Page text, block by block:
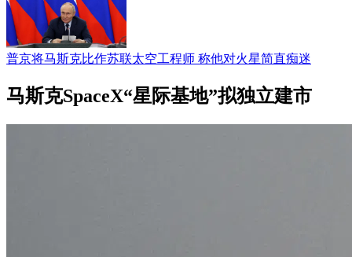
普京将马斯克比作苏联太空工程师 称他对火星简直痴迷
马斯克SpaceX“星际基地”拟独立建市